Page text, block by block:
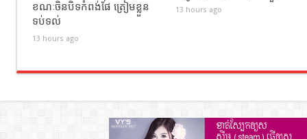
ខណៈចិនបិទកំពង់ផែ ត្រៀមខ្លួន
ទប់ទល់
13 hours ago
13 hours ago